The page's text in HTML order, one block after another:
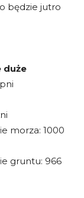
będzie jutro
duże
morza: 1000
gruntu: 966